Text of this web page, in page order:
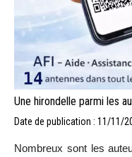
Une hirondelle parmi les
Date de publication : 11/11/
Nombreux sont les